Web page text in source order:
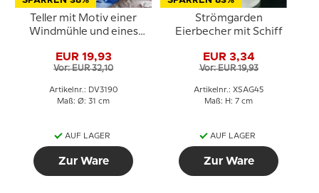
Teller mit Motiv einer
Windmühle und eines
EUR 19,93
Vor: EUR 32,10
Artikelnr.: DV3190
Maß: Ø: 31 cm
AUF LAGER
Zur Ware
Strömgarden
Eierbecher mit Schiff
EUR 3,34
Vor: EUR 19,93
Artikelnr.: XSAG45
Maß: H: 7 cm
AUF LAGER
Zur Ware